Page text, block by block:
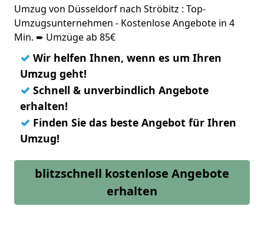
Umzug von Düsseldorf nach Ströbitz : Top-
Umzugsunternehmen - Kostenlose Angebote in 4
Min. ➨ Umzüge ab 85€
✓ Wir helfen Ihnen, wenn es um Ihren
Umzug geht!
✓ Schnell & unverbindlich Angebote
erhalten!
✓ Finden Sie das beste Angebot für Ihren
Umzug!
blitzschnell kostenlose Angebote
erhalten